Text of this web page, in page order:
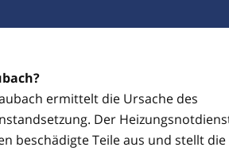
ermittelt die Ursache des
Der
beschädigte Teile aus und stellt die